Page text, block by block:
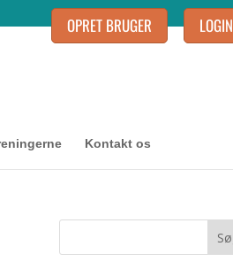
OPRET BRUGER LOGIN
Kontakt os